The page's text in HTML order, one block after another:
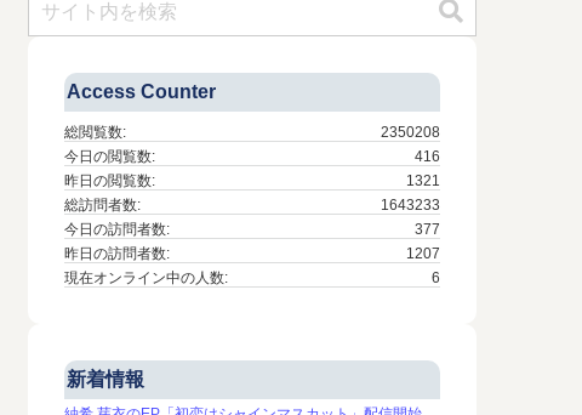
Access Counter
2350208
総閲覧数:
416
今日の閲覧数:
1321
昨日の閲覧数:
1643233
総訪問者数:
377
今日の訪問者数:
1207
昨日の訪問者数:
6
現在オンライン中の人数:
新着情報